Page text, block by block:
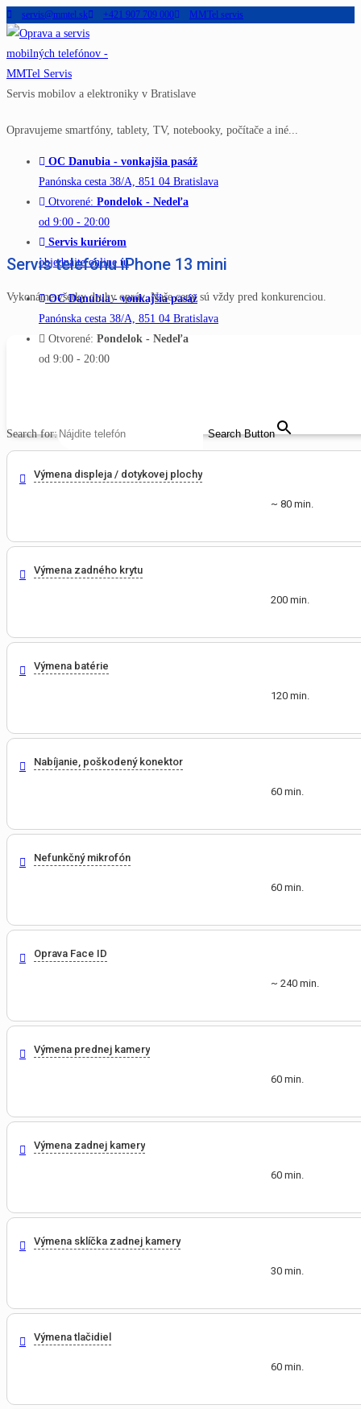
Skip
to
content
servis@mmtel.sk +421 907 709 000 MMTel servis
Servis mobilov a elektroniky v Bratislave
Opravujeme smartfóny, tablety, TV, notebooky, počítače a iné...
OC Danubia - vonkajšia pasáž
Panónska cesta 38/A, 851 04 Bratislava
Otvorené: Pondelok - Nedeľa
od 9:00 - 20:00
Servis kuriérom
objednajte online tu
OC Danubia - vonkajšia pasáž
Panónska cesta 38/A, 851 04 Bratislava
Otvorené: Pondelok - Nedeľa
od 9:00 - 20:00
Search for: Search Button
Servis telefónu iPhone 13 mini
Vykonáme všetky druhy opráv. Naše ceny sú vždy pred konkurenciou.
Výmena displeja / dotykovej plochy
~ 80 min.
Výmena zadného krytu
200 min.
Výmena batérie
120 min.
Nabíjanie, poškodený konektor
60 min.
Nefunkčný mikrofón
60 min.
Oprava Face ID
~ 240 min.
Výmena prednej kamery
60 min.
Výmena zadnej kamery
60 min.
Výmena sklíčka zadnej kamery
30 min.
Výmena tlačidiel
60 min.